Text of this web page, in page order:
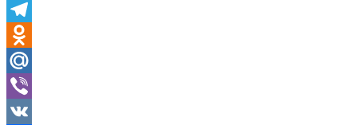
Skype
Telegram
Odnoklassniki
Mail.Ru
Viber